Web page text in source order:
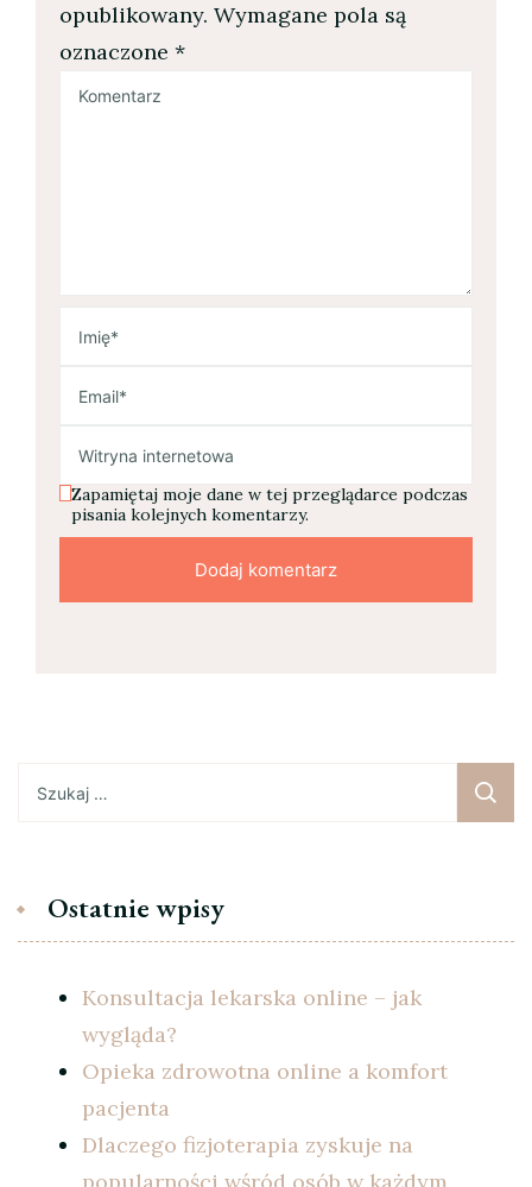
opublikowany. Wymagane pola są
oznaczone *
Zapamiętaj moje dane w tej przeglądarce podczas
pisania kolejnych komentarzy.
Ostatnie wpisy
Konsultacja lekarska online – jak
wygląda?
Opieka zdrowotna online a komfort
pacjenta
Dlaczego fizjoterapia zyskuje na